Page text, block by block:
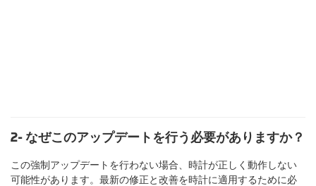
2- なぜこのアップデートを行う必要がありますか？
この強制アップデートを行わない場合、時計が正しく動作しない
可能性があります。最新の修正と改善を時計に適用するために必